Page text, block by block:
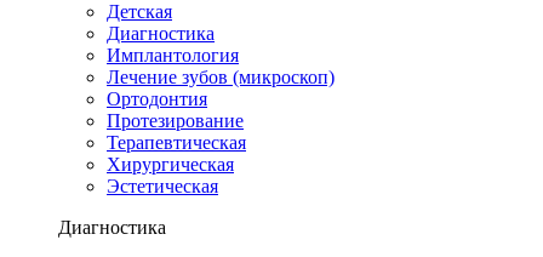
Детская
Диагностика
Имплантология
Лечение зубов (микроскоп)
Ортодонтия
Протезирование
Терапевтическая
Хирургическая
Эстетическая
Диагностика